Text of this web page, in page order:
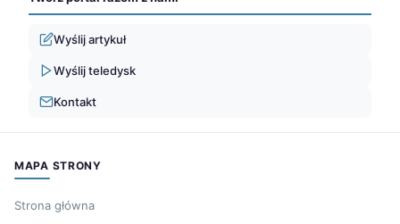
Wyślij artykuł
Wyślij teledysk
Kontakt
MAPA STRONY
Strona główna